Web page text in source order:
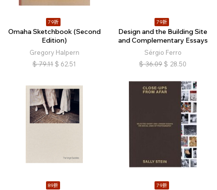
79折
Omaha Sketchbook (Second
Edition)
Gregory Halpern
$ 79.11 $ 62.51
79折
Design and the Building Site
and Complementary Essays
Sérgio Ferro
$ 36.09 $ 28.50
89折 79折